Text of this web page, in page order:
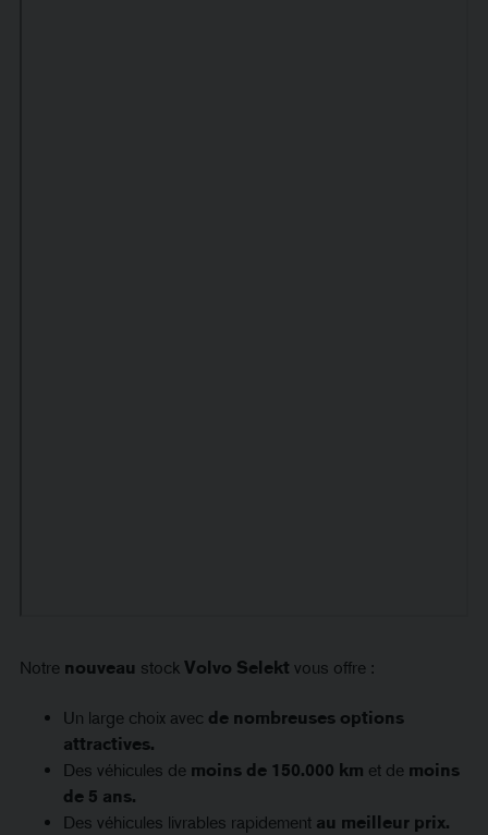
Notre nouveau stock Volvo Selekt vous offre :
Un large choix avec de nombreuses options
attractives.
Des véhicules de moins de 150.000 km et de moins
de 5 ans.
Des véhicules livrables rapidement au meilleur prix.